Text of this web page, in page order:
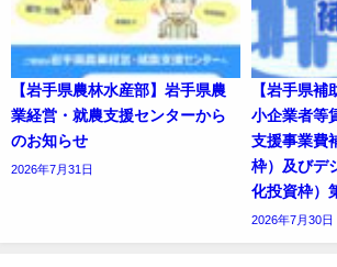
【岩手県農林水産部】岩手県農
業経営・就農支援センターから
のお知らせ
2026年7月31日
【岩手県補
小企業者等
支援事業費
枠）及びデ
化投資枠）
2026年7月30日